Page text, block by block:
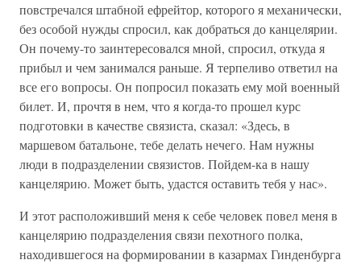
повстречался штабной ефрейтор, которого я механически,
без особой нужды спросил, как добраться до канцелярии.
Он почему-то заинтересовался мной, спросил, откуда я
прибыл и чем занимался раньше. Я терпеливо ответил на
все его вопросы. Он попросил показать ему мой военный
билет. И, прочтя в нем, что я когда-то прошел курс
подготовки в качестве связиста, сказал: «Здесь, в
маршевом батальоне, тебе делать нечего. Нам нужны
люди в подразделении связистов. Пойдем-ка в нашу
канцелярию. Может быть, удастся оставить тебя у нас».
И этот расположивший меня к себе человек повел меня в
канцелярию подразделения связи пехотного полка,
находившегося на формировании в казармах Гинденбурга